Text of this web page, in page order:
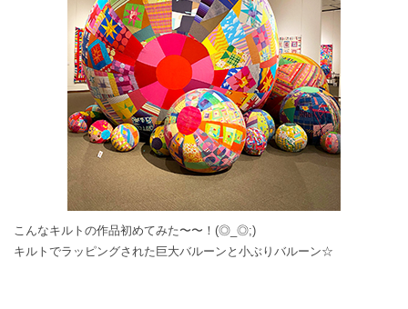
こんなキルトの作品初めてみた〜〜！(◎_◎;)
キルトでラッピングされた巨大バルーンと小ぶりバルーン☆